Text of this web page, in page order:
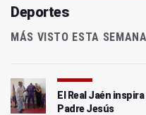
Deportes
MÁS VISTO ESTA SEMANA
El Real Jaén
Padre Jesús